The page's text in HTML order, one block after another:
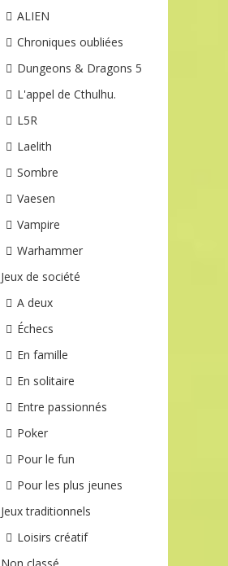
ALIEN
Chroniques oubliées
Dungeons & Dragons 5
L'appel de Cthulhu.
L5R
Laelith
Sombre
Vaesen
Vampire
Warhammer
Jeux de société
A deux
Échecs
En famille
En solitaire
Entre passionnés
Poker
Pour le fun
Pour les plus jeunes
Jeux traditionnels
Loisirs créatif